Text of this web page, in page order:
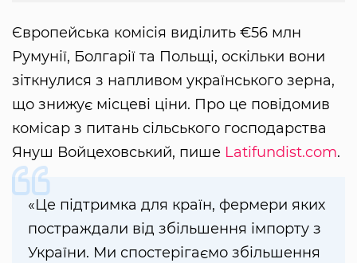
Європейська комісія виділить €56 млн
Румунії, Болгарії та Польщі, оскільки вони
зіткнулися з напливом українського зерна,
що знижує місцеві ціни. Про це повідомив
комісар з питань сільського господарства
Януш Войцеховський, пише Latifundist.com.
«Це підтримка для країн, фермери яких
постраждали від збільшення імпорту з
України. Ми спостерігаємо збільшення